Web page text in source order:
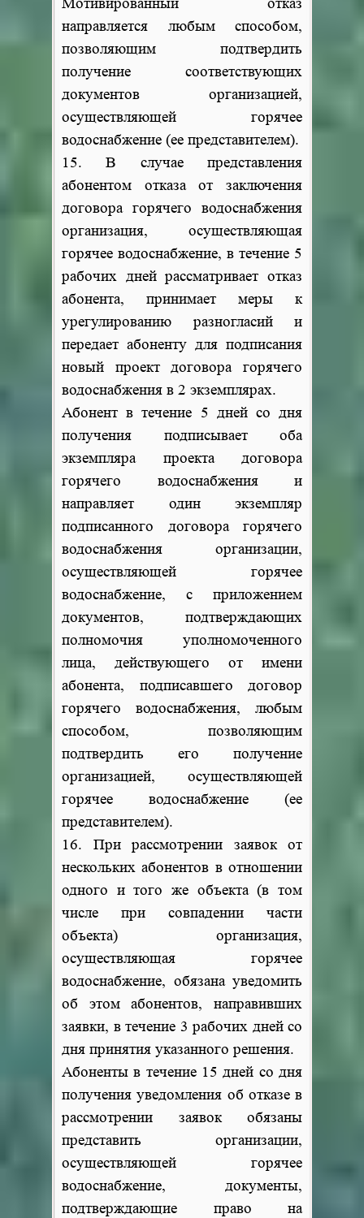
Мотивированный отказ
направляется любым способом,
позволяющим подтвердить
получение соответствующих
документов организацией,
осуществляющей горячее
водоснабжение (ее представителем).
15. В случае представления
абонентом отказа от заключения
договора горячего водоснабжения
организация, осуществляющая
горячее водоснабжение, в течение 5
рабочих дней рассматривает отказ
абонента, принимает меры к
урегулированию разногласий и
передает абоненту для подписания
новый проект договора горячего
водоснабжения в 2 экземплярах.
Абонент в течение 5 дней со дня
получения подписывает оба
экземпляра проекта договора
горячего водоснабжения и
направляет один экземпляр
подписанного договора горячего
водоснабжения организации,
осуществляющей горячее
водоснабжение, с приложением
документов, подтверждающих
полномочия уполномоченного
лица, действующего от имени
абонента, подписавшего договор
горячего водоснабжения, любым
способом, позволяющим
подтвердить его получение
организацией, осуществляющей
горячее водоснабжение (ее
представителем).
16. При рассмотрении заявок от
нескольких абонентов в отношении
одного и того же объекта (в том
числе при совпадении части
объекта) организация,
осуществляющая горячее
водоснабжение, обязана уведомить
об этом абонентов, направивших
заявки, в течение 3 рабочих дней со
дня принятия указанного решения.
Абоненты в течение 15 дней со дня
получения уведомления об отказе в
рассмотрении заявок обязаны
представить организации,
осуществляющей горячее
водоснабжение, документы,
подтверждающие право на